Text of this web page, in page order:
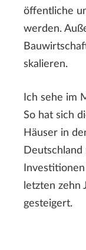
öffentliche
werden.
skalieren.
Ich sehe im
So hat sich
Häuser in
letzten zehn
gesteigert.